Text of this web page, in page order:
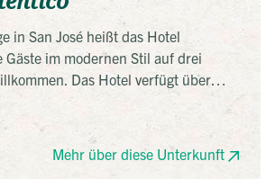
in San José heißt das Hotel
Gäste im modernen Stil auf drei
Das Hotel verfügt über
im begrünten Innenhof, sowie einen
Barbereich. Das Frühstück wird in
und Wlan ist in allen Bereichen
Mehr über diese Unterkunft